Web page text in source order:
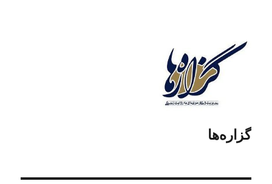
گزاره‌ها